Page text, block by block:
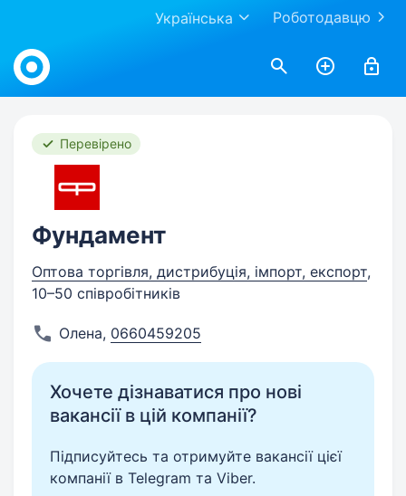
Роботодавцю
Українська
Work.ua
Перевірено
Фундамент
Оптова торгівля, дистрибуція, імпорт, експорт,
10–50 співробітників
Олена, 0660459205
Хочете дізнаватися про нові
вакансії в цій компанії?
Підписуйтесь та отримуйте вакансії цієї
компанії в Telegram та Viber.